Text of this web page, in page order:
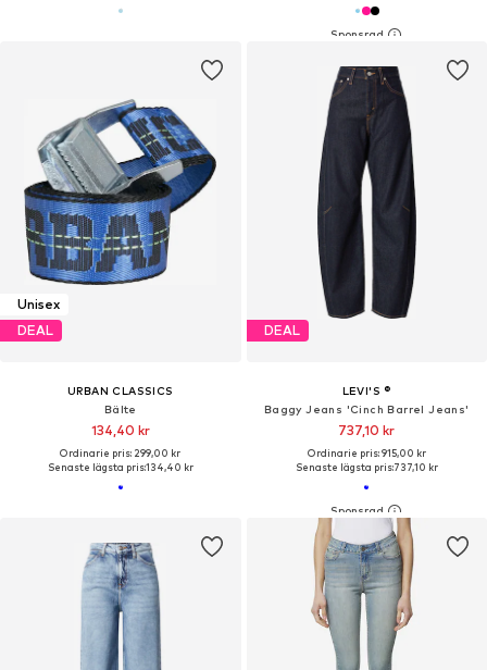
Unisex
DEAL
URBAN CLASSICS
Bälte
134,40 kr
Ordinarie pris: 299,00 kr
Senaste lägsta pris:134,40 kr
DEAL
LEVI'S ®
Baggy Jeans 'Cinch Barrel Jeans'
737,10 kr
Ordinarie pris: 915,00 kr
Senaste lägsta pris:737,10 kr